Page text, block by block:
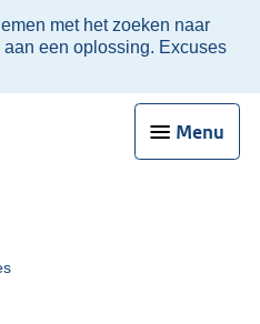
met het zoeken naar
een oplossing. Excuses
Menu